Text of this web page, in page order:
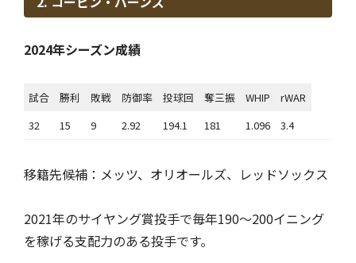
2024年シーズン成績
試合 勝利 敗戦 防御率 投球回 奪三振 WHIP
rWAR
32
15 9 2.92 194.1 181 1.096 3.4
移籍先候補：メッツ、オリオールズ、レッドソックス
2021年のサイヤング賞投手で毎年190〜200イニング
を稼げる支配力のある投手です。